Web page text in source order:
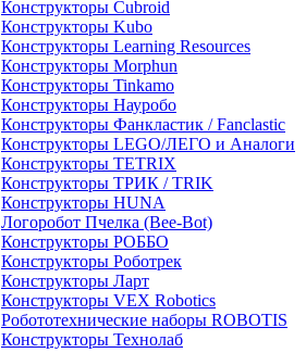
Конструкторы Cubroid
Конструкторы Kubo
Конструкторы Learning Resources
Конструкторы Morphun
Конструкторы Tinkamo
Конструкторы Науробо
Конструкторы Фанкластик / Fanclastic
Конструкторы LEGO/ЛЕГО и Аналоги
Конструкторы TETRIX
Конструкторы ТРИК / TRIK
Конструкторы HUNA
Логоробот Пчелка (Bee-Bot)
Конструкторы РОББО
Конструкторы Роботрек
Конструкторы Ларт
Конструкторы VEX Robotics
Робототехнические наборы ROBOTIS
Конструкторы Технолаб